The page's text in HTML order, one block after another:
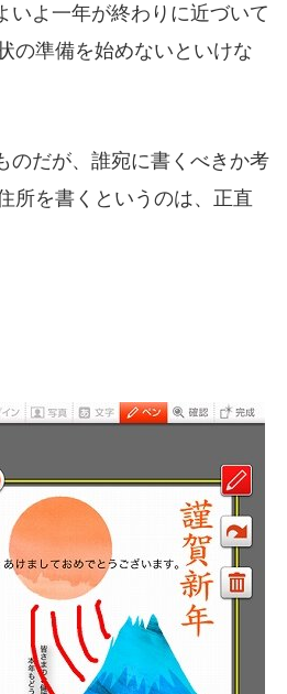
よ一年が終わりに近づいて
の準備を始めないといけな
のだが、誰宛に書くべきか考
所を書くというのは、正直